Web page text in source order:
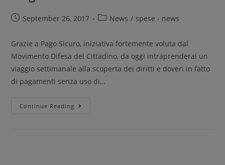
September 26, 2017 News / spese - news
Grazie a Pago Sicuro, iniziativa fortemente voluta dal
Movimento Difesa del Cittadino, da oggi intraprenderai un
viaggio settimanale alla scoperta dei diritti e doveri in fatto
di pagamenti senza uso di…
Continue Reading